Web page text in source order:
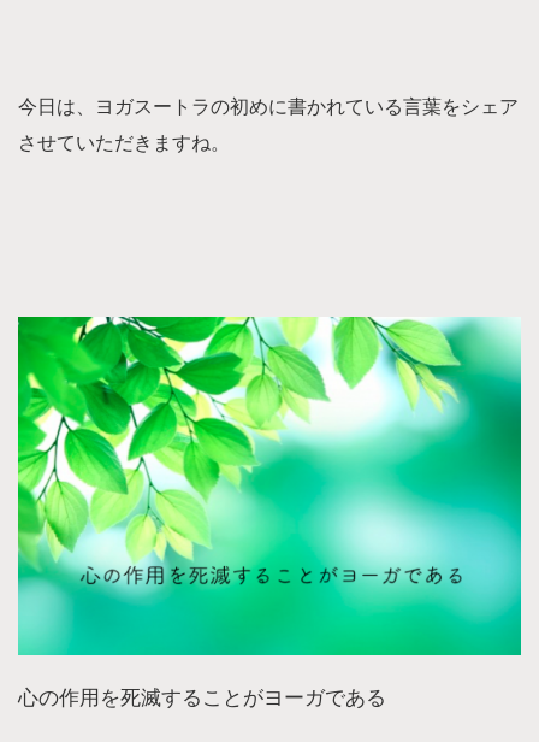
今日は、ヨガスートラの初めに書かれている言葉をシェア
させていただきますね。
心の作用を死滅することがヨーガである